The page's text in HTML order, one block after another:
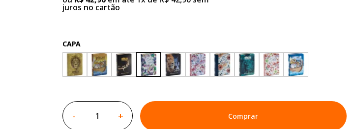
juros no cartão
CAPA
- + Comprar